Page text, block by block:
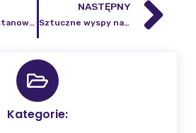
Konkurs na stanowisko profesora Instytutu w Centrum Geomatyki Stosowanej
NASTĘPNY
Sztuczne wyspy na Zalewie Szczecińskim
Kategorie: